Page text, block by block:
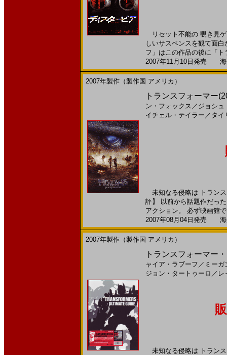
リセット不能の 覗き見
しいサスペンスを観て面
フ」はこの作品の後に「
2007年11月10日発売 海
2007年製作（製作国 アメリカ）
トランスフォーマー
ン・フォックス ／ ジョシュ
イチェル・テイラー ／ タイ
未知なる侵略は トラン
評】 以前から話題作だっ
アクション。 必ず映画館
2007年08月04日発売 海
2007年製作（製作国 アメリカ）
トランスフォーマー
ャイア・ラブーフ ／ ミー
ジョン・タートゥーロ ／ レ
未知なる侵略は トラン